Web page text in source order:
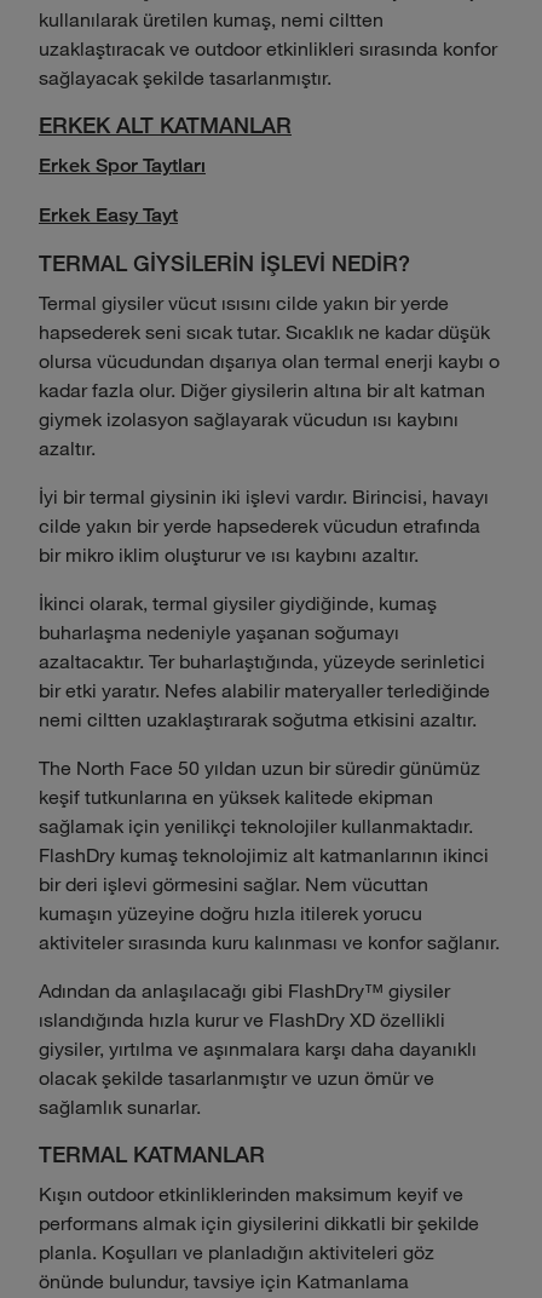
kullanılarak üretilen kumaş, nemi ciltten
uzaklaştıracak ve outdoor etkinlikleri sırasında konfor
sağlayacak şekilde tasarlanmıştır.
ERKEK ALT KATMANLAR
Erkek Spor Taytları
Erkek Easy Tayt
TERMAL GİYSİLERİN İŞLEVİ NEDİR?
Termal giysiler vücut ısısını cilde yakın bir yerde
hapsederek seni sıcak tutar. Sıcaklık ne kadar düşük
olursa vücudundan dışarıya olan termal enerji kaybı o
kadar fazla olur. Diğer giysilerin altına bir alt katman
giymek izolasyon sağlayarak vücudun ısı kaybını
azaltır.
İyi bir termal giysinin iki işlevi vardır. Birincisi, havayı
cilde yakın bir yerde hapsederek vücudun etrafında
bir mikro iklim oluşturur ve ısı kaybını azaltır.
İkinci olarak, termal giysiler giydiğinde, kumaş
buharlaşma nedeniyle yaşanan soğumayı
azaltacaktır. Ter buharlaştığında, yüzeyde serinletici
bir etki yaratır. Nefes alabilir materyaller terlediğinde
nemi ciltten uzaklaştırarak soğutma etkisini azaltır.
The North Face 50 yıldan uzun bir süredir günümüz
keşif tutkunlarına en yüksek kalitede ekipman
sağlamak için yenilikçi teknolojiler kullanmaktadır.
FlashDry kumaş teknolojimiz alt katmanlarının ikinci
bir deri işlevi görmesini sağlar. Nem vücuttan
kumaşın yüzeyine doğru hızla itilerek yorucu
aktiviteler sırasında kuru kalınması ve konfor sağlanır.
Adından da anlaşılacağı gibi FlashDry™ giysiler
ıslandığında hızla kurur ve FlashDry XD özellikli
giysiler, yırtılma ve aşınmalara karşı daha dayanıklı
olacak şekilde tasarlanmıştır ve uzun ömür ve
sağlamlık sunarlar.
TERMAL KATMANLAR
Kışın outdoor etkinliklerinden maksimum keyif ve
performans almak için giysilerini dikkatli bir şekilde
planla. Koşulları ve planladığın aktiviteleri göz
önünde bulundur, tavsiye için Katmanlama